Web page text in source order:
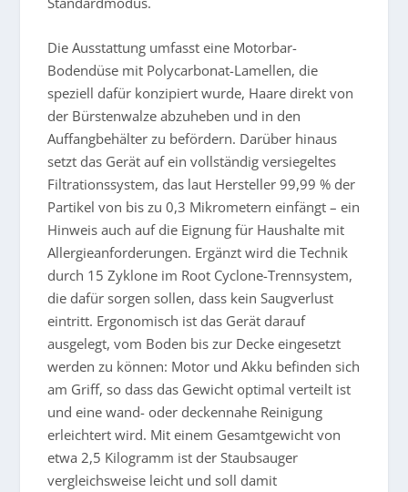
Die Ausstattung umfasst eine Motorbar-
Bodendüse mit Polycarbonat-Lamellen, die
speziell dafür konzipiert wurde, Haare direkt von
der Bürstenwalze abzuheben und in den
Auffangbehälter zu befördern. Darüber hinaus
setzt das Gerät auf ein vollständig versiegeltes
Filtrationssystem, das laut Hersteller 99,99 % der
Partikel von bis zu 0,3 Mikrometern einfängt – ein
Hinweis auch auf die Eignung für Haushalte mit
Allergieanforderungen. Ergänzt wird die Technik
durch 15 Zyklone im Root Cyclone-Trennsystem,
die dafür sorgen sollen, dass kein Saugverlust
eintritt. Ergonomisch ist das Gerät darauf
ausgelegt, vom Boden bis zur Decke eingesetzt
werden zu können: Motor und Akku befinden sich
am Griff, so dass das Gewicht optimal verteilt ist
und eine wand- oder deckennahe Reinigung
erleichtert wird. Mit einem Gesamtgewicht von
etwa 2,5 Kilogramm ist der Staubsauger
vergleichsweise leicht und soll damit